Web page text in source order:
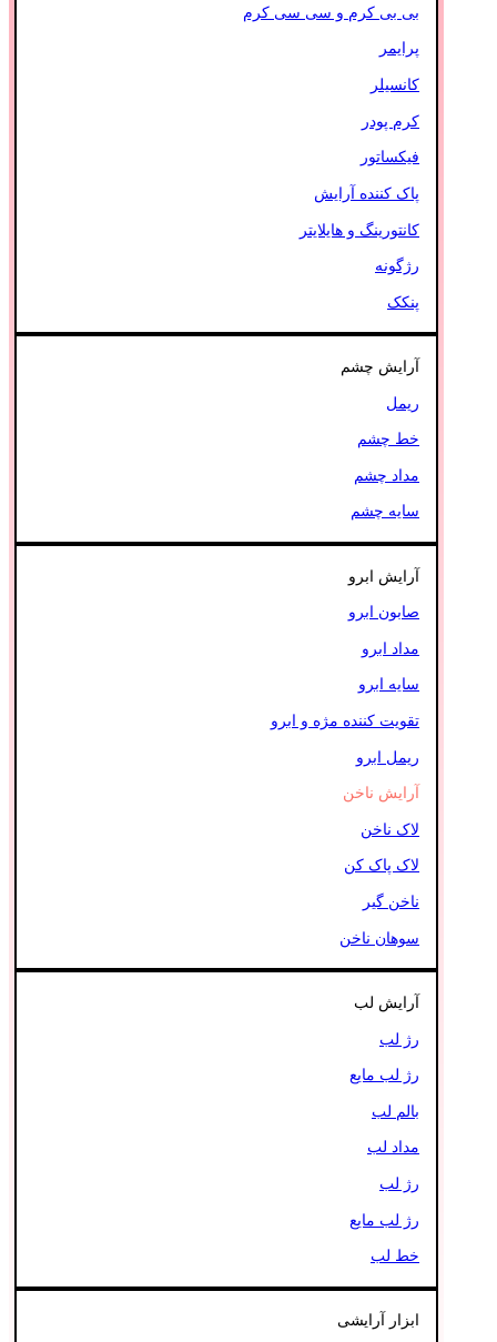
بی بی کرم و سی سی کرم
پرایمر
کانسیلر
کرم پودر
فیکساتور
پاک کننده آرایش
کانتورینگ و هایلایتر
رژگونه
پنکک
آرایش چشم
ریمل
خط چشم
مداد چشم
سایه چشم
آرایش ابرو
صابون ابرو
مداد ابرو
سایه ابرو
تقویت کننده مژه و ابرو
ریمل ابرو
آرایش ناخن
لاک ناخن
لاک پاک کن
ناخن گیر
سوهان ناخن
آرایش لب
رژ لب
رژ لب مایع
بالم لب
مداد لب
رژ لب
رژ لب مایع
خط لب
ابزار آرایشی